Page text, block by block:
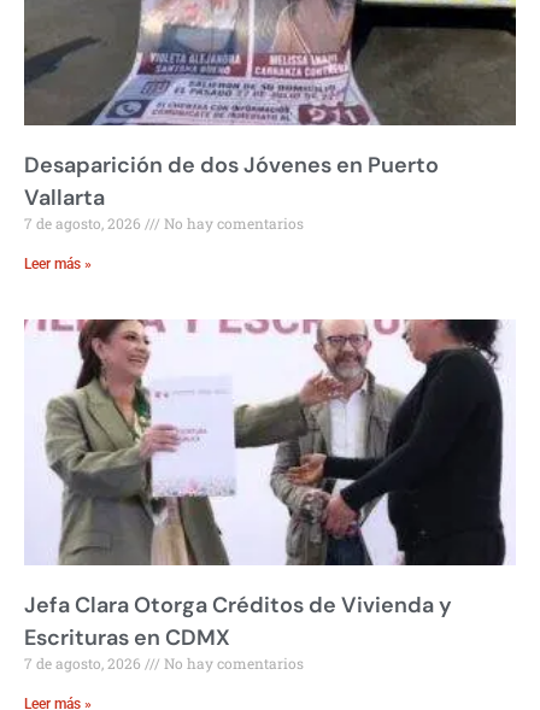
Desaparición de dos Jóvenes en Puerto
Vallarta
7 de agosto, 2026 No hay comentarios
Leer más »
Jefa Clara Otorga Créditos de Vivienda y
Escrituras en CDMX
7 de agosto, 2026 No hay comentarios
Leer más »